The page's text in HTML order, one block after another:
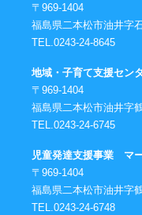
〒969-1404
福島県二本松市油井字
TEL.0243-24-8645
地域・子育て支援セ
〒969-1404
福島県二本松市油井字
TEL.0243-24-6745
児童発達支援事業 マ
〒969-1404
福島県二本松市油井字
TEL.0243-24-6748